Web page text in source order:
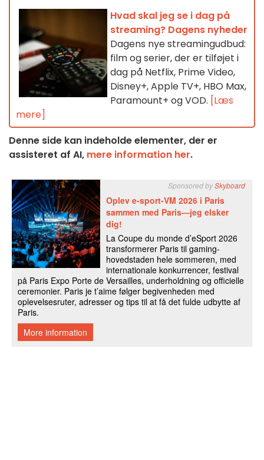
Hvad skal jeg se i dag på
streaming? Dagens nyheder
Dagens nye streamingudbud:
film og serier, der er tilføjet i
dag på Netflix, Prime Video,
Disney+, Apple TV+, HBO Max,
Paramount+ og VOD. [Læs
mere]
Denne side kan indeholde elementer, der er
assisteret af AI, mere information her.